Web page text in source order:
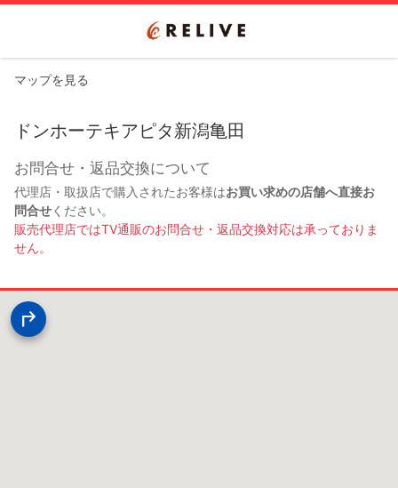
マップを見る
ドンホーテキアピタ新潟亀田
お問合せ・返品交換について
代理店・取扱店で購入されたお客様はお買い求めの店舗へ直接お
問合せください。
販売代理店ではTV通販のお問合せ・返品交換対応は承っておりま
せん。